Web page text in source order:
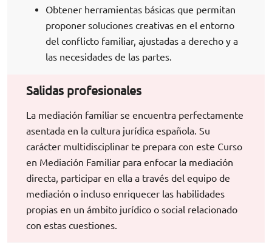
Obtener herramientas básicas que permitan
proponer soluciones creativas en el entorno
del conflicto familiar, ajustadas a derecho y a
las necesidades de las partes.
Salidas profesionales
La mediación familiar se encuentra perfectamente
asentada en la cultura jurídica española. Su
carácter multidisciplinar te prepara con este Curso
en Mediación Familiar para enfocar la mediación
directa, participar en ella a través del equipo de
mediación o incluso enriquecer las habilidades
propias en un ámbito jurídico o social relacionado
con estas cuestiones.